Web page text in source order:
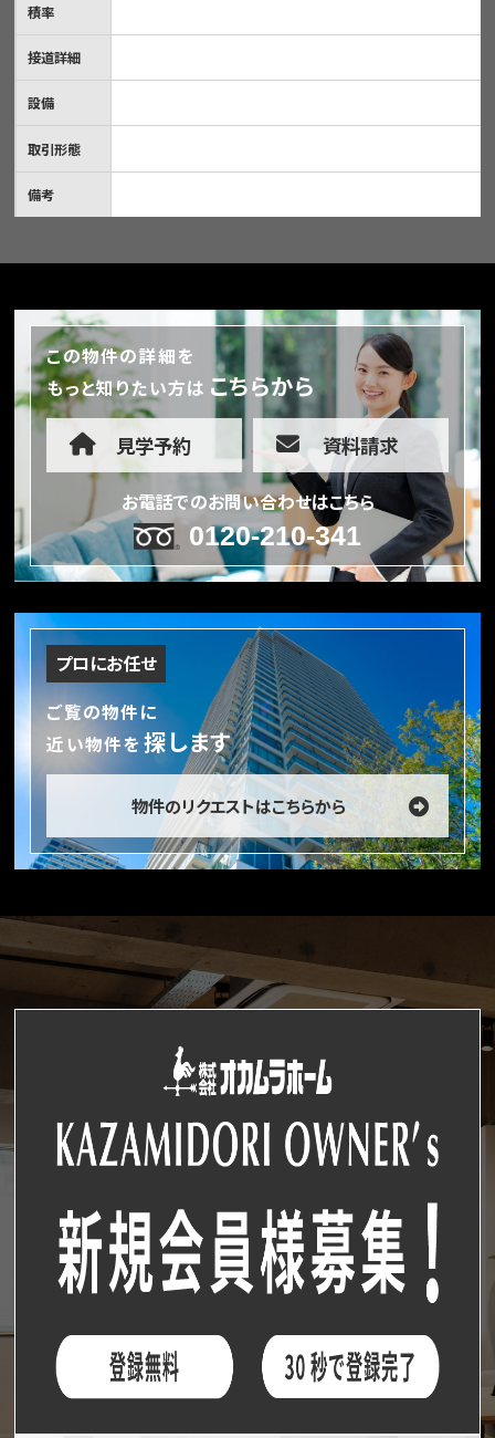
積率
接道詳細
設備
取引形態
備考
この物件の詳細を
もっと知りたい方は こちらから
見学予約 資料請求
お電話でのお問い合わせはこちら
0120-210-341
プロにお任せ
ご覧の物件に
近い物件を 探します
物件のリクエストはこちらから